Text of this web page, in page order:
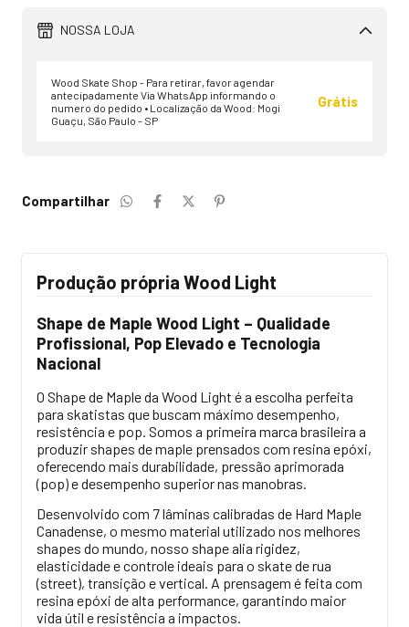
NOSSA LOJA
Wood Skate Shop - Para retirar, favor agendar
antecipadamente Via WhatsApp informando o
numero do pedido • Localização da Wood: Mogi
Guaçu, São Paulo - SP
Grátis
Compartilhar
Produção própria Wood Light
Shape de Maple Wood Light – Qualidade
Profissional, Pop Elevado e Tecnologia
Nacional
O Shape de Maple da Wood Light é a escolha perfeita
para skatistas que buscam máximo desempenho,
resistência e pop. Somos a primeira marca brasileira a
produzir shapes de maple prensados com resina epóxi,
oferecendo mais durabilidade, pressão aprimorada
(pop) e desempenho superior nas manobras.
Desenvolvido com 7 lâminas calibradas de Hard Maple
Canadense, o mesmo material utilizado nos melhores
shapes do mundo, nosso shape alia rigidez,
elasticidade e controle ideais para o skate de rua
(street), transição e vertical. A prensagem é feita com
resina epóxi de alta performance, garantindo maior
vida útil e resistência a impactos.